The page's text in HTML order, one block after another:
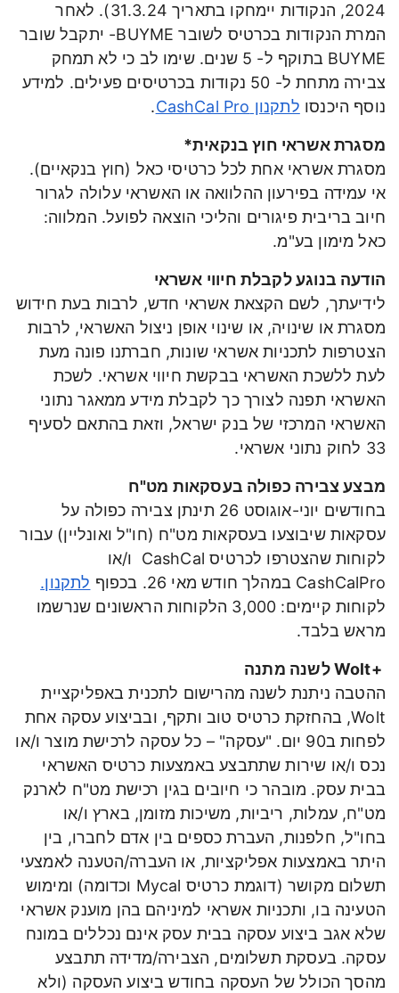
2024, הנקודות יימחקו בתאריך 31.3.24). לאחר
המרת הנקודות בכרטיס לשובר BUYME- יתקבל שובר
BUYME בתוקף ל- 5 שנים. שימו לב כי לא תמחק
צבירה מתחת ל- 50 נקודות בכרטיסים פעילים. למידע
נוסף היכנסו לתקנון CashCal Pro .
מסגרת אשראי חוץ בנקאית*
מסגרת אשראי אחת לכל כרטיסי כאל (חוץ בנקאיים).
אי עמידה בפירעון ההלוואה או האשראי עלולה לגרור
חיוב בריבית פיגורים והליכי הוצאה לפועל. המלווה:
כאל מימון בע"מ.
הודעה בנוגע לקבלת חיווי אשראי
לידיעתך, לשם הקצאת אשראי חדש, לרבות בעת חידוש
מסגרת או שינויה, או שינוי אופן ניצול האשראי, לרבות
הצטרפות לתכניות אשראי שונות, חברתנו פונה מעת
לעת ללשכת האשראי בבקשת חיווי אשראי. לשכת
האשראי תפנה לצורך כך לקבלת מידע ממאגר נתוני
האשראי המרכזי של בנק ישראל, וזאת בהתאם לסעיף
33 לחוק נתוני אשראי.
מבצע צבירה כפולה בעסקאות מט"ח
בחודשים יוני-אוגוסט 26 תינתן צבירה כפולה על
עסקאות שיבוצעו בעסקאות מט"ח (חו"ל ואונליין) עבור
לקוחות שהצטרפו לכרטיס CashCal ו/או
CashCalPro במהלך חודש מאי 26. בכפוף
לתקנון.
לקוחות קיימים: 3,000 הלקוחות הראשונים שנרשמו
מראש בלבד.
+Wolt לשנה מתנה
ההטבה ניתנת לשנה מהרישום לתכנית באפליקציית
Wolt, בהחזקת כרטיס טוב ותקף, ובביצוע עסקה אחת
לפחות ב90 יום. "עסקה" – כל עסקה לרכישת מוצר ו/או
נכס ו/או שירות שתתבצע באמצעות כרטיס האשראי
בבית עסק. מובהר כי חיובים בגין רכישת מט"ח לארנק
מט"ח, עמלות, ריביות, משיכות מזומן, בארץ ו/או
בחו"ל, חלפנות, העברת כספים בין אדם לחברו, בין
היתר באמצעות אפליקציות, או העברה/הטענה לאמצעי
תשלום מקושר (דוגמת כרטיס Mycal וכדומה) ומימוש
הטעינה בו, ותכניות אשראי למיניהם בהן מוענק אשראי
שלא אגב ביצוע עסקה בבית עסק אינם נכללים במונח
עסקה. בעסקת תשלומים, הצבירה/מדידה תתבצע
מהסך הכולל של העסקה בחודש ביצוע העסקה (ולא